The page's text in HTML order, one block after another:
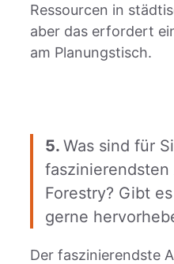
Ressourcen in
aber das erfordert
am Planungstisch.
5. Was sind für
Forestry? Gibt
gerne
Der faszinierendste